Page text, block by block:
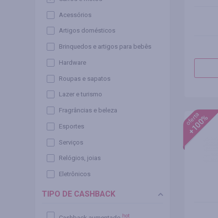
Acessórios
Artigos domésticos
Brinquedos e artigos para bebês
Hardware
Roupas e sapatos
Lazer e turismo
Fragrâncias e beleza
Esportes
Serviços
Relógios, joias
Eletrônicos
TIPO DE CASHBACK
hot
oferta
+100%